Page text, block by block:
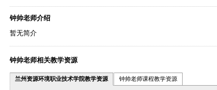
钟帅老师介绍
暂无简介
钟帅老师相关教学资源
兰州资源环境职业技术学院教学资源 钟帅老师课程教学资源